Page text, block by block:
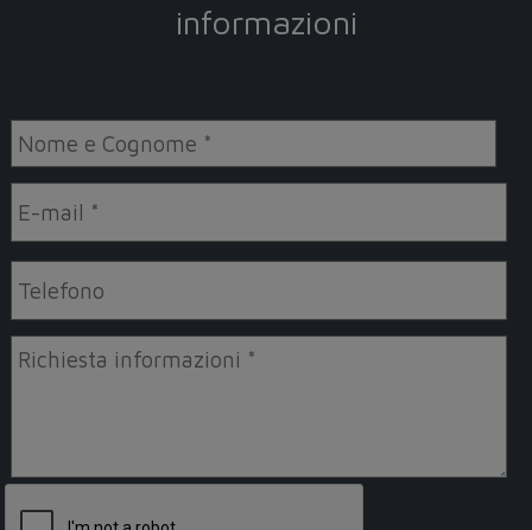
informazioni